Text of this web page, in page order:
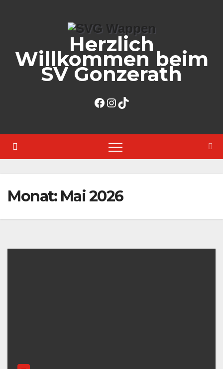
Herzlich
Willkommen beim
SV Gonzerath
Facebook
Instagram
TikTok
Monat: Mai 2026